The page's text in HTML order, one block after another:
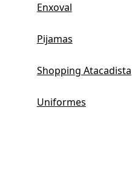
Enxoval
Pijamas
Shopping Atacadista
Uniformes